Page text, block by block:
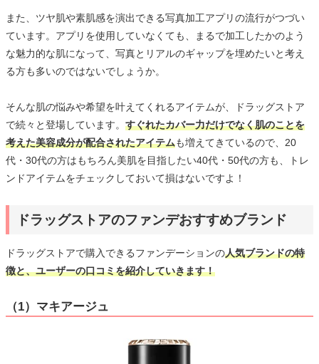
また、ツヤ肌や素肌感を演出できる写真加工アプリの流行がつづい
ています。アプリを使用していなくても、まるで加工したかのよう
な魅力的な肌になって、写真とリアルのギャップを埋めたいと考え
る方も多いのではないでしょうか。
そんな肌の悩みや希望を叶えてくれるアイテムが、ドラッグストア
で続々と登場しています。 すぐれたカバー力だけでなく肌のことを
考えた美容成分が配合されたアイテムも増えてきているので、20
代・30代の方はもちろん美肌を目指したい40代・50代の方も、トレ
ンドアイテムをチェックしておいて損はないですよ！
ドラッグストアのファンデおすすめブランド
ドラッグストアで購入できるファンデーションの人気ブランドの特
徴と、ユーザーの口コミを紹介していきます！
（1）マキアージュ